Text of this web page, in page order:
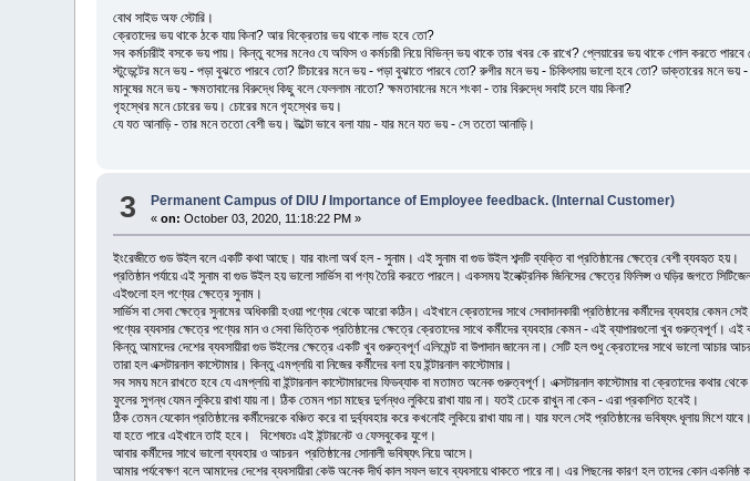
বোথ সাইড অফ স্টোরি।
ক্রেতাদের ভয় থাকে ঠকে যায় কিনা? আর বিক্রেতার ভয় থাকে লাভ হবে তো?
সব কর্মচারীই বসকে ভয় পায়। কিন্তু বসের মনেও যে অফিস ও কর্মচারী নিয়ে বিভিন্ন ভয় থাকে তার খবর কে রাখে? প্লেয়ারের ভয় থাকে গোল করতে
স্টুডেন্টের মনে ভয় - পড়া বুঝতে পারবে তো? টিচারের মনে ভয় - পড়া বুঝাতে পারবে তো? রুগীর মনে ভয় - চিকিৎসায় ভালো হবে তো? ডাক্তারের মনে ভয়
মানুষের মনে ভয় - ক্ষমতাবানের বিরুদ্ধে কিছু বলে ফেললাম নাতো? ক্ষমতাবানের মনে শংকা - তার বিরুদ্ধে সবাই চলে যায় কিনা?
গৃহস্থের মনে চোরের ভয়। চোরের মনে গৃহস্থের ভয়।
যে যত আনাড়ি - তার মনে ততো বেশী ভয়। উল্টো ভাবে বলা যায় - যার মনে যত ভয় - সে ততো আনাড়ি।
3 Permanent Campus of DIU / Importance of Employee feedback. (Internal Customer)
«on: October 03, 2020, 11:18:22 PM »
ইংরেজীতে গুড উইল বলে একটি কথা আছে। যার বাংলা অর্থ হল - সুনাম। এই সুনাম বা গুড উইল শব্দটি ব্যক্তি বা প্রতিষ্ঠানের ক্ষেত্রে বেশী ব্যবহৃত হয়।
প্রতিষ্ঠান পর্যায়ে এই সুনাম বা গুড উইল হয় ভালো সার্ভিস বা পণ্য তৈরি করতে পারলে। একসময় ইলেক্ট্রনিক জিনিসের ক্ষেত্রে ফিলিপ্স ও ঘড়ির জগতে
এইগুলো হল পণ্যের ক্ষেত্রে সুনাম।
সার্ভিস বা সেবা ক্ষেত্রে সুনামের অধিকারী হওয়া পণ্যের থেকে আরো কঠিন। এইখানে ক্রেতাদের সাথে সেবাদানকারী প্রতিষ্ঠানের কর্মীদের ব্যবহার কেমন
পণ্যের ব্যবসার ক্ষেত্রে পণ্যের মান ও সেবা ভিত্তিক প্রতিষ্ঠানের ক্ষেত্রে ক্রেতাদের সাথে কর্মীদের ব্যবহার কেমন - এই ব্যাপারগুলো খুব গুরুত্বপূর্ণ।
কিন্তু আমাদের দেশের ব্যবসায়ীরা গুড উইলের ক্ষেত্রে একটি খুব গুরুত্বপূর্ণ এলিমেন্ট বা উপাদান জানেন না। সেটি হল শুধু ক্রেতাদের সাথে ভালো
তারা হল এক্সটারনাল কাস্টোমার। কিন্তু এমপ্লয়ি বা নিজের কর্মীদের বলা হয় ইন্টারনাল কাস্টোমার।
সব সময় মনে রাখতে হবে যে এমপ্লয়ি বা ইন্টারনাল কাস্টোমারদের ফিডব্যাক বা মতামত অনেক গুরুত্বপূর্ণ। এক্সটারনাল কাস্টোমার বা ক্রেতাদের কথার
ফুলের সুগন্ধ যেমন লুকিয়ে রাখা যায় না। ঠিক তেমন পচা মাছের দুর্গন্ধও লুকিয়ে রাখা যায় না। যতই ঢেকে রাখুন না কেন - এরা প্রকাশিত হবেই।
ঠিক তেমন যেকোন প্রতিষ্ঠানের কর্মীদেরকে বঞ্চিত করে বা দুর্ব্যবহার করে কখনোই লুকিয়ে রাখা যায় না। যার ফলে সেই প্রতিষ্ঠানের ভবিষ্যৎ ধূলায় মিশে
যা হতে পারে এইখানে তাই হবে। বিশেষতঃ এই ইন্টারনেট ও ফেসবুকের যুগে।
আবার কর্মীদের সাথে ভালো ব্যবহার ও আচরন প্রতিষ্ঠানের সোনালী ভবিষ্যৎ নিয়ে আসে।
আমার পর্যবেক্ষণ বলে আমাদের দেশের ব্যবসায়ীরা কেউ অনেক দীর্ঘ কাল সফল ভাবে ব্যবসায়ে থাকতে পারে না। এর পিছনের কারণ হল তাদের কোন একনিষ্ঠ